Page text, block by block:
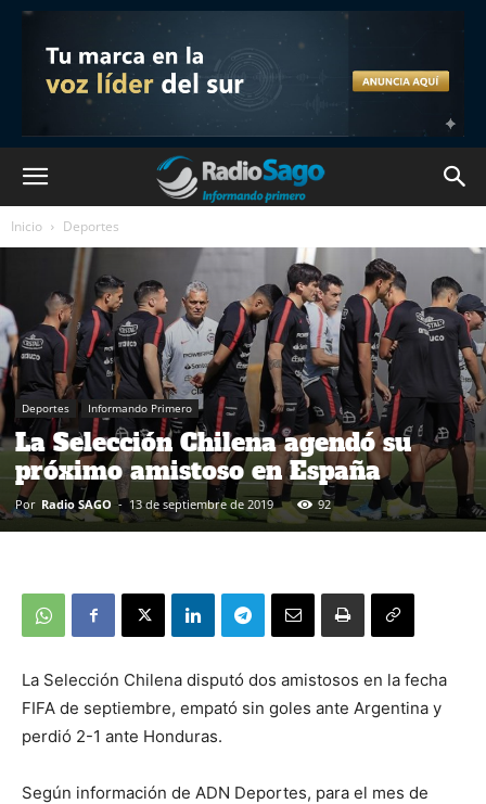
Inicio Deportes
Deportes Informando Primero
La Selección Chilena agendó su
próximo amistoso en España
Por Radio SAGO - 13 de septiembre de 2019 92
La Selección Chilena disputó dos amistosos en la fecha
FIFA de septiembre, empató sin goles ante Argentina y
perdió 2-1 ante Honduras.
Según información de ADN Deportes, para el mes de